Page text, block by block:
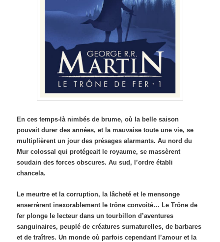
En ces temps-là nimbés de brume, où la belle saison
pouvait durer des années, et la mauvaise toute une vie, se
multiplièrent un jour des présages alarmants. Au nord du
Mur colossal qui protégeait le royaume, se massèrent
soudain des forces obscures. Au sud, l’ordre établi
chancela.
Le meurtre et la corruption, la lâcheté et le mensonge
enserrèrent inexorablement le trône convoité… Le Trône de
fer plonge le lecteur dans un tourbillon d’aventures
sanguinaires, peuplé de créatures surnaturelles, de barbares
et de traîtres. Un monde où parfois cependant l’amour et la